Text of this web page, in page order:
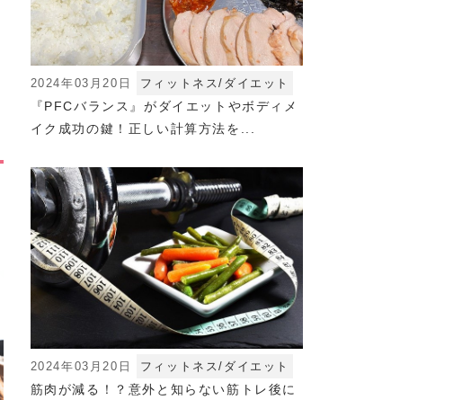
2024年03月20日 フィットネス/ダイエット
『PFCバランス』がダイエットやボディメ
イク成功の鍵！正しい計算方法を...
2024年03月20日 フィットネス/ダイエット
筋肉が減る！？意外と知らない筋トレ後に